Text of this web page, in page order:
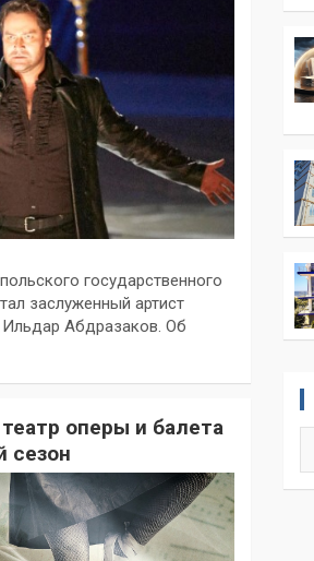
государственного
заслуженный артист
Абдразаков. Об
оперы и балета
сезон